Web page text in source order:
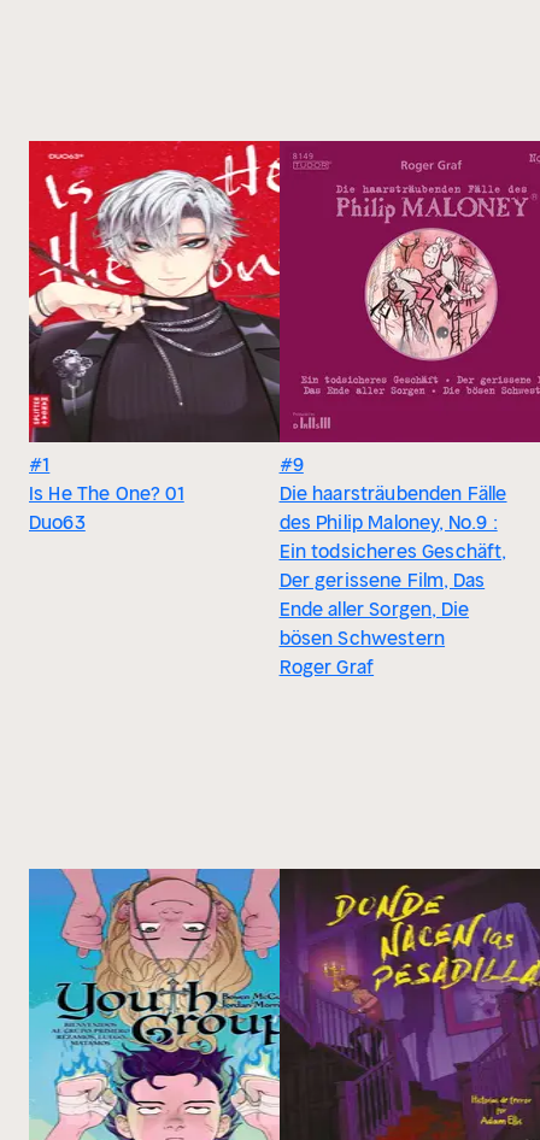
#1
Is He The One? 01
Duo63
#9
Die haarsträubenden Fälle
des Philip Maloney, No.9 :
Ein todsicheres Geschäft,
Der gerissene Film, Das
Ende aller Sorgen, Die
bösen Schwestern
Roger Graf